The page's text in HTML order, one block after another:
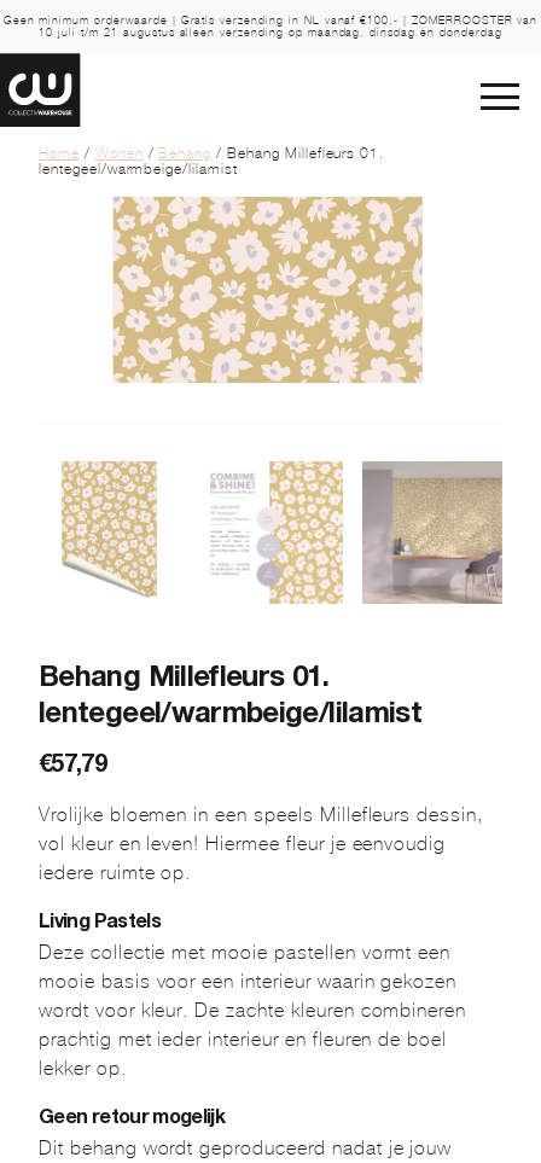
Geen minimum orderwaarde | Gratis verzending in NL vanaf €100,- | ZOMERROOSTER van
10 juli t/m 21 augustus alleen verzending op maandag, dinsdag en donderdag
Home / Wonen / Behang / Behang Millefleurs 01.
lentegeel/warmbeige/lilamist
Behang Millefleurs 01.
lentegeel/warmbeige/lilamist
€57,79
Vrolijke bloemen in een speels Millefleurs dessin,
vol kleur en leven! Hiermee fleur je eenvoudig
iedere ruimte op.
Living Pastels
Deze collectie met mooie pastellen vormt een
mooie basis voor een interieur waarin gekozen
wordt voor kleur. De zachte kleuren combineren
prachtig met ieder interieur en fleuren de boel
lekker op.
Geen retour mogelijk
Dit behang wordt geproduceerd nadat je jouw